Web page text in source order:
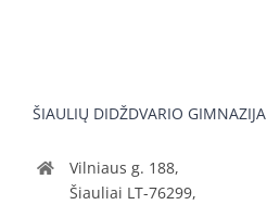
ŠIAULIŲ DIDŽDVARIO GIMNAZIJA
Vilniaus g. 188,
Šiauliai LT-76299,